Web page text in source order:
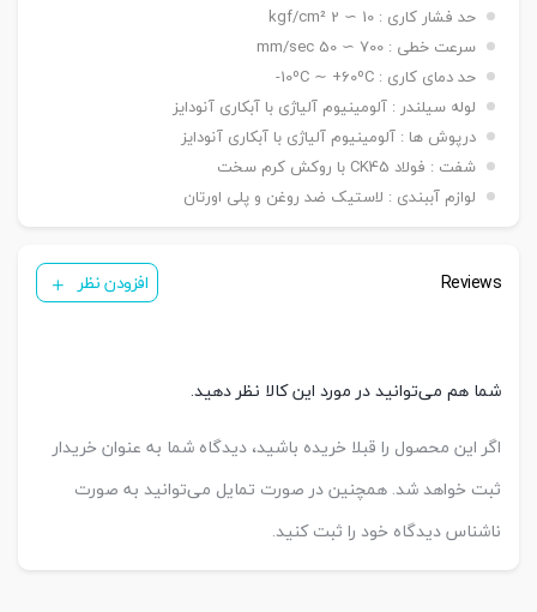
۵۰ ~ ۱۵۰۰ mm / ø ۱۶۰ -> ۵۰ ~ ۲۰۰۰ mm / ø ۲۰۰ ->
۵۰ ~ ۲۶۰۰ mm
سرشفت
دنده ماندگی ,دنده نری
بست
نصبی
کمره ای H / بست دو شاخه مادگی Y / بست چشمی
بست لولایی مادگی عقب CB / بست لولایی دوطرفه
تنظیم
حد فشار کاری : 10 ∼ 2 kgf/cm²
سرعت خطی : 700 ∼ 50 mm/sec
حد دمای کاری : 10ºC ∼ +60ºC-
لوله سیلندر : آلومینیوم آلیاژی با آبکاری آنودایز
درپوش ها : آلومینیوم آلیاژی با آبکاری آنودایز
شفت : فولاد CK45 با روکش کرم سخت
لوازم آببندی : لاستیک ضد روغن و پلی اورتان
Reviews افزودن نظر
شما هم می‌توانید در مورد این کالا نظر دهید.
اگر این محصول را قبلا خریده باشید، دیدگاه شما به عنوان خریدار
ثبت خواهد شد. همچنین در صورت تمایل می‌توانید به صورت
ناشناس دیدگاه خود را ثبت کنید.